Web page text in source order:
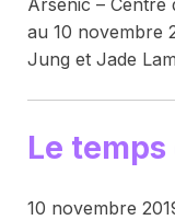
au 10 novembre
Jung et Jade
Le temps
10 novembre